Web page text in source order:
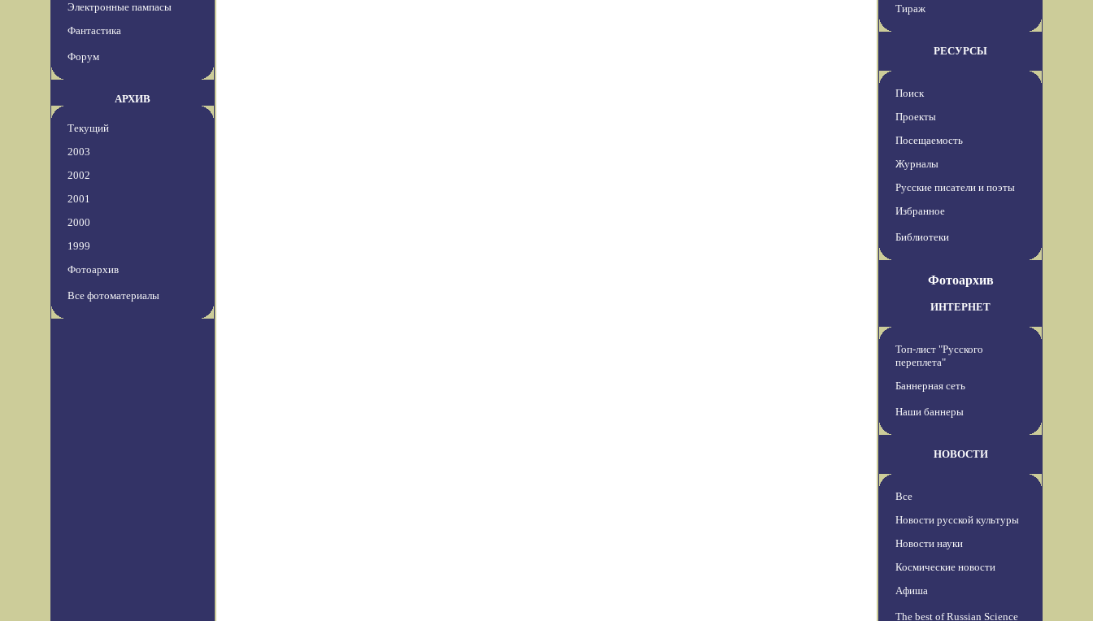
Электронные пампасы
Фантастика
Форум
АРХИВ
Текущий
2003
2002
2001
2000
1999
Фотоархив
Все фотоматериалы
Тираж
РЕСУРСЫ
Поиск
Проекты
Посещаемость
Журналы
Русские писатели и поэты
Избранное
Библиотеки
Фотоархив
ИНТЕРНЕТ
Топ-лист "Русского
переплета"
Баннерная сеть
Наши баннеры
НОВОСТИ
Все
Новости русской культуры
Новости науки
Космические новости
Афиша
The best of Russian Science